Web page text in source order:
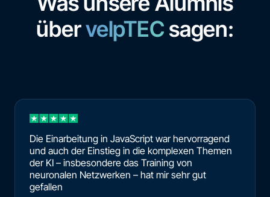
übervelpTEC sagen:
Die Einarbeitung in JavaScript war hervorragend
und auch der Einstieg in die komplexen Themen
der KI – insbesondere das Training von
neuronalen Netzwerken – hat mir sehr gut
gefallen